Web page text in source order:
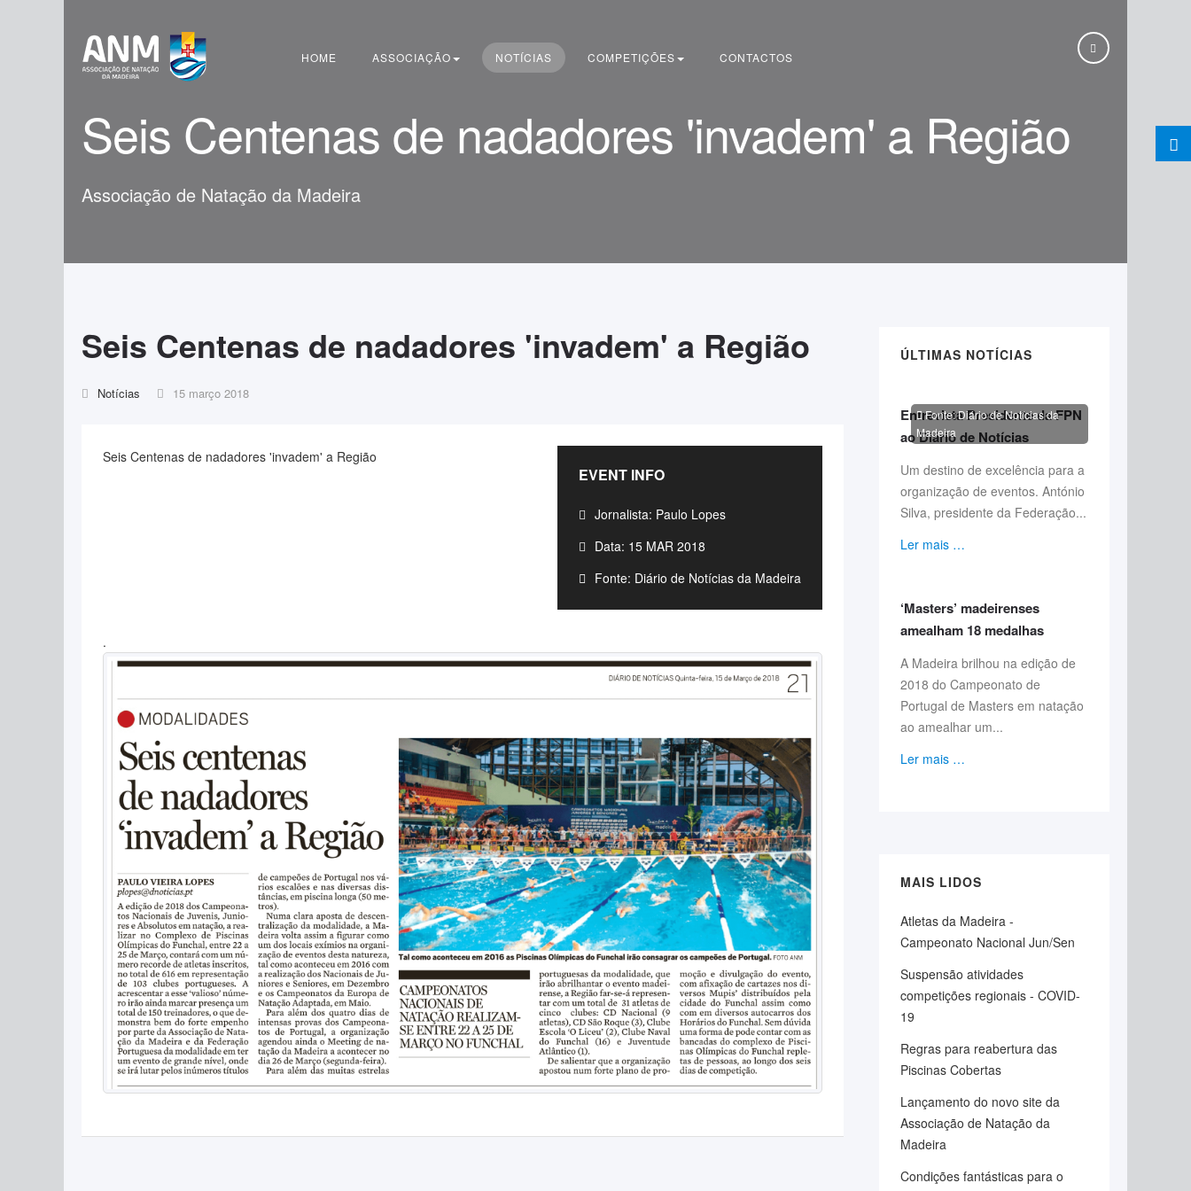
Pesquisar HOME ASSOCIAÇÃO NOTÍCIAS COMPETIÇÕES CONTACTOS
Seis Centenas de nadadores 'invadem' a Região
Associação de Natação da Madeira
Seis Centenas de nadadores 'invadem' a Região
Notícias 15 março 2018
EVENT INFO
Jornalista: Paulo Lopes
Data: 15 MAR 2018
Fonte: Diário de Notícias da Madeira
Seis Centenas de nadadores 'invadem' a Região
.
ÚLTIMAS NOTÍCIAS
Fonte: Diário de Notícias da
Madeira
Entrevista Presidente da FPN
ao Diário de Notícias
Um destino de excelência para a
organização de eventos. António
Silva, presidente da Federação...
Ler mais …
‘Masters’ madeirenses
amealham 18 medalhas
A Madeira brilhou na edição de
2018 do Campeonato de
Portugal de Masters em natação
ao amealhar um...
Ler mais …
MAIS LIDOS
Atletas da Madeira -
Campeonato Nacional Jun/Sen
Suspensão atividades
competições regionais - COVID-
19
Regras para reabertura das
Piscinas Cobertas
Lançamento do novo site da
Associação de Natação da
Madeira
Condições fantásticas para o